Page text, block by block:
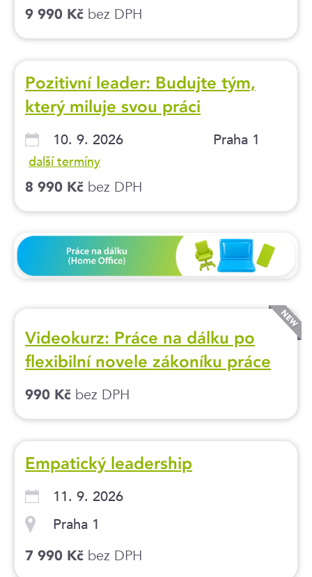
9 990 Kč bez DPH
Pozitivní leader: Budujte tým,
který miluje svou práci
10. 9. 2026 Praha 1
další termíny
8 990 Kč bez DPH
Videokurz: Práce na dálku po
flexibilní novele zákoníku práce
990 Kč bez DPH
Empatický leadership
11. 9. 2026
Praha 1
7 990 Kč bez DPH